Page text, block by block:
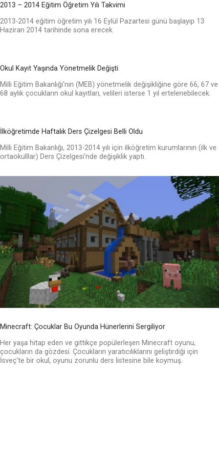
2013 – 2014 Eğitim Öğretim Yılı Takvimi
2013-2014 eğitim öğretim yılı 16 Eylül Pazartesi günü başlayıp 13
Haziran 2014 tarihinde sona erecek.
Okul Kayıt Yaşında Yönetmelik Değişti
Milli Eğitim Bakanlığı'nın (MEB) yönetmelik değişikliğine göre 66, 67 ve
68 aylık çocukların okul kayıtları, velileri isterse 1 yıl ertelenebilecek.
İlköğretimde Haftalık Ders Çizelgesi Belli Oldu
Milli Eğitim Bakanlığı, 2013-2014 yılı için ilköğretim kurumlarının (ilk ve
ortaokulllar) Ders Çizelgesi'nde değişiklik yaptı.
Minecraft: Çocuklar Bu Oyunda Hünerlerini Sergiliyor
Her yaşa hitap eden ve gittikçe popülerleşen Minecraft oyunu,
çocukların da gözdesi. Çocukların yaratıcılıklarını geliştirdiği için
İsveç'te bir okul, oyunu zorunlu ders listesine bile koymuş.